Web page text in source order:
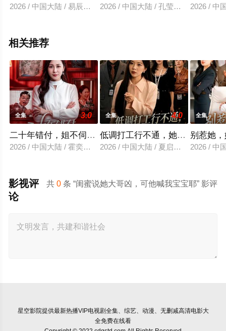
2026 / 中国大陆 / 易辰铭&吴安琪2026 / 中国大陆 / 孔莹莹&史永清
2026 / 中
相关推荐
全集 3.0
二十年错付，姐不伺候了！
2026 / 中国大陆 / 霍奕燃＆王斌
全集 4.0
低调打工行不通，她反手掌局
2026 / 中国大陆 / 夏启恒＆吴炫汶
全集
别惹她
2026 / 中
共0 条 “闺蜜说她大哥凶，可他喊我宝宝耶” 影评
影视评
论
星空影院提供最新热播VIP电视剧全集、综艺、动漫、无删减高清电影大
全免费在线看